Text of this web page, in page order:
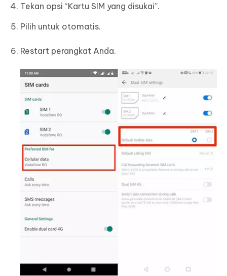
Tekan opsi “Kartu SIM yang disukai”.
Pilih untuk otomatis.
Restart perangkat Anda.